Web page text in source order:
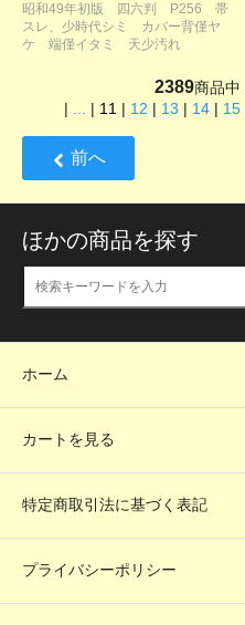
昭和49年初版 四六判 P256 帯
スレ、少時代シミ カバー背僅ヤ
ケ 端僅イタミ 天少汚れ
2389商品中
| ... | 11 | 12 | 13 | 14 | 15
前へ
ほかの商品を探す
ホーム
カートを見る
特定商取引法に基づく表記
プライバシーポリシー